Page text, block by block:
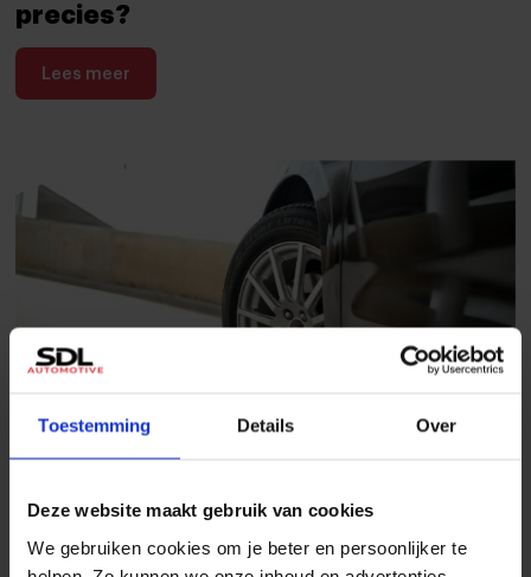
Toestemming Details Over
Deze website maakt gebruik van cookies
We gebruiken cookies om je beter en persoonlijker te
precies?
Lees meer
wanneer banden wisselen?
Lees meer